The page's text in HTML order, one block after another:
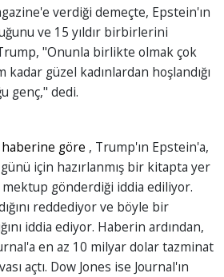
verdiği demeçte, Epstein'ın
ve 15 yıldır birbirlerini
Trump, "Onunla birlikte olmak çok
güzel kadınlardan hoşlandığı
genç," dedi.
haberine göre , Trump'ın Epstein'a,
için hazırlanmış bir kitapta yer
gönderdiği iddia ediliyor.
reddediyor ve böyle bir
iddia ediyor. Haberin ardından,
en az 10 milyar dolar tazminat
açtı. Dow Jones ise Journal'ın